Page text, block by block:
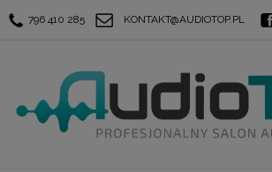
796 410 285 KONTAKT@AUDIOTOP.PL